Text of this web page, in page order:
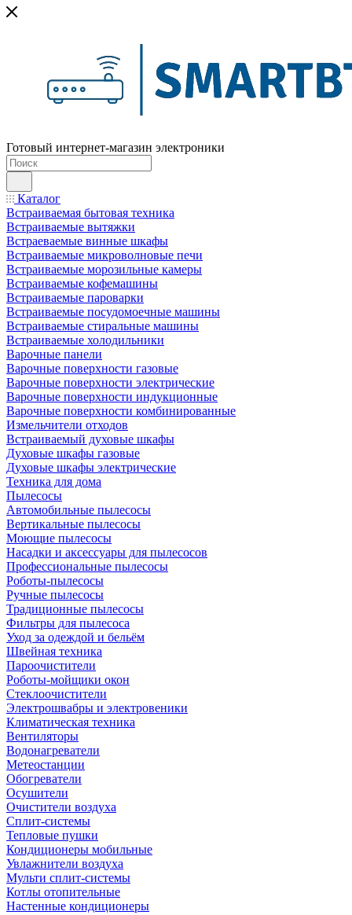
Готовый интернет-магазин электроники
Каталог
Встраиваемая бытовая техника
Встраиваемые вытяжки
Встраеваемые винные шкафы
Встраиваемые микроволновые печи
Встраиваемые морозильные камеры
Встраиваемые кофемашины
Встраиваемые пароварки
Встраиваемые посудомоечные машины
Встраиваемые стиральные машины
Встраиваемые холодильники
Варочные панели
Варочные поверхности газовые
Варочные поверхности электрические
Варочные поверхности индукционные
Варочные поверхности комбинированные
Измельчители отходов
Встраиваемый духовые шкафы
Духовые шкафы газовые
Духовые шкафы электрические
Техника для дома
Пылесосы
Автомобильные пылесосы
Вертикальные пылесосы
Моющие пылесосы
Насадки и аксессуары для пылесосов
Профессиональные пылесосы
Роботы-пылесосы
Ручные пылесосы
Традиционные пылесосы
Фильтры для пылесоса
Уход за одеждой и бельём
Швейная техника
Пароочистители
Роботы-мойщики окон
Стеклоочистители
Электрошвабры и электровеники
Климатическая техника
Вентиляторы
Водонагреватели
Метеостанции
Обогреватели
Осушители
Очистители воздуха
Сплит-системы
Тепловые пушки
Кондиционеры мобильные
Увлажнители воздуха
Мульти сплит-системы
Котлы отопительные
Настенные кондиционеры